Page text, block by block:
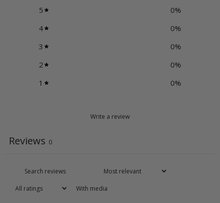
5 0%
4
0%
3
0%
2
0%
1
0%
Write a review
Reviews 0
With media